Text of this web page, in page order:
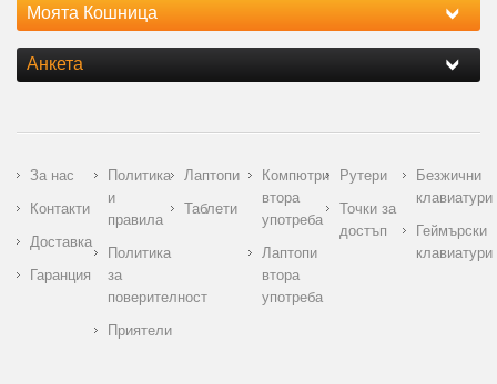
Моята Кошница
Анкета
За нас
Контакти
Доставка
Гаранция
Политика
и
правила
Политика
за
поверителност
Приятели
Лаптопи
Таблети
Компютри
втора
употреба
Лаптопи
втора
употреба
Рутери
Точки за
достъп
Безжични
клавиатури
Геймърски
клавиатури